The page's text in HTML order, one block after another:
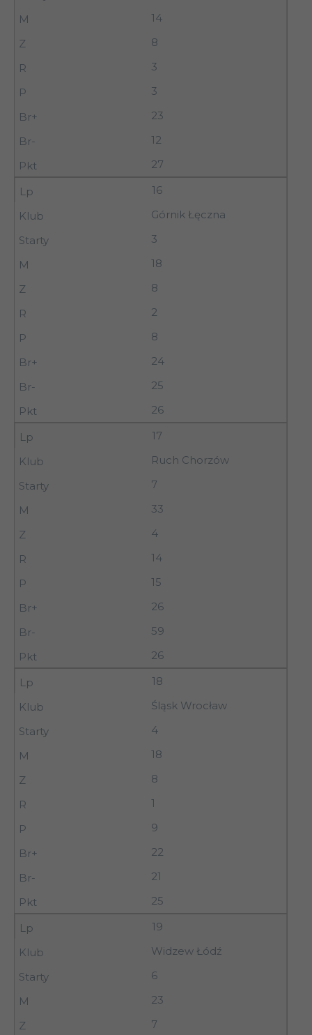
14
8
3
3
23
12
27
16
Górnik Łęczna
3
18
8
2
8
24
25
26
17
Ruch Chorzów
7
33
4
14
15
26
59
26
18
Śląsk Wrocław
4
18
8
1
9
22
21
25
19
Widzew Łódź
6
23
7